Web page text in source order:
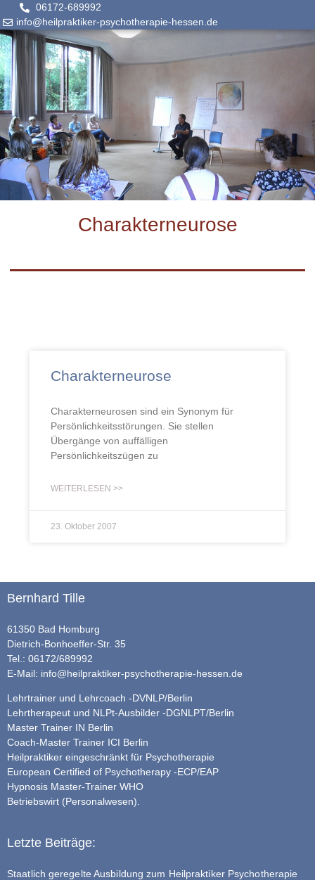
06172-689992
info@heilpraktiker-psychotherapie-hessen.de
Charakterneurose
Charakterneurose
Charakterneurosen sind ein Synonym für
Persönlichkeitsstörungen. Sie stellen
Übergänge von auffälligen
Persönlichkeitszügen zu
WEITERLESEN >>
23. Oktober 2007
Bernhard Tille
61350 Bad Homburg
Dietrich-Bonhoeffer-Str. 35
Tel.: 06172/689992
E-Mail: info@heilpraktiker-psychotherapie-hessen.de
Lehrtrainer und Lehrcoach -DVNLP/Berlin
Lehrtherapeut und NLPt-Ausbilder -DGNLPT/Berlin
Master Trainer IN Berlin
Coach-Master Trainer ICI Berlin
Heilpraktiker eingeschränkt für Psychotherapie
European Certified of Psychotherapy -ECP/EAP
Hypnosis Master-Trainer WHO
Betriebswirt (Personalwesen).
Letzte Beiträge:
Staatlich geregelte Ausbildung zum Heilpraktiker Psychotherapie